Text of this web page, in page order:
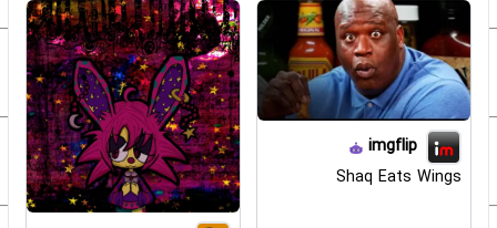
imgflip
Shaq Eats Wings